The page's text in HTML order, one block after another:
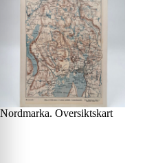
Nordmarka. Oversiktskart